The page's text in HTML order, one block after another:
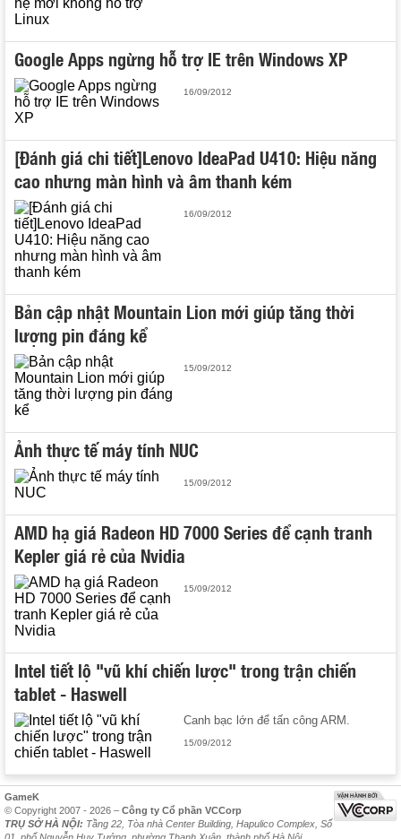
Google Apps ngừng hỗ trợ IE trên Windows XP
16/09/2012
[Đánh giá chi tiết]Lenovo IdeaPad U410: Hiệu năng
cao nhưng màn hình và âm thanh kém
16/09/2012
Bản cập nhật Mountain Lion mới giúp tăng thời
lượng pin đáng kể
15/09/2012
Ảnh thực tế máy tính NUC
15/09/2012
AMD hạ giá Radeon HD 7000 Series để cạnh tranh
Kepler giá rẻ của Nvidia
15/09/2012
Intel tiết lộ "vũ khí chiến lược" trong trận chiến
tablet - Haswell
Canh bạc lớn để tấn công ARM.
15/09/2012
GameK
© Copyright 2007 - 2026 – Công ty Cổ phần VCCorp
TRỤ SỞ HÀ NỘI: Tầng 22, Tòa nhà Center Building, Hapulico Complex, Số